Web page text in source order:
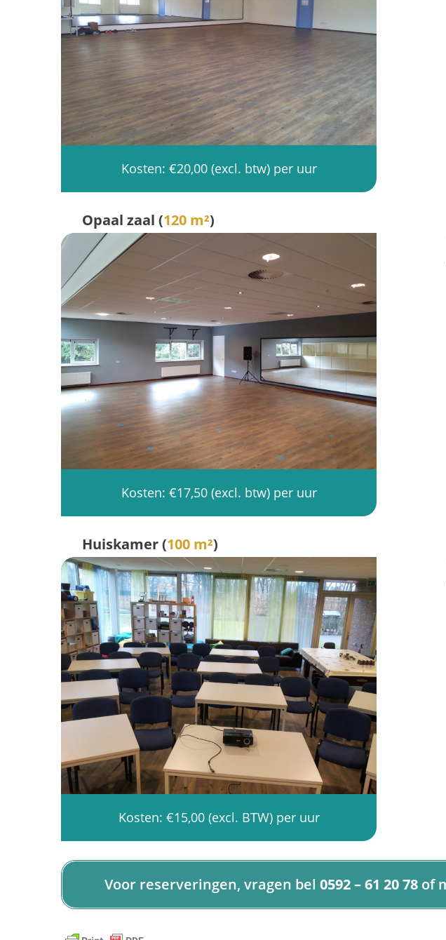
Kosten: €20,00 (excl. btw) per uur
Opaal zaal (120 m²)
Kosten: €17,50 (excl. btw) per uur
Huiskamer (100 m²)
Kosten: €15,00 (excl. BTW) per uur
Voor reserveringen, vragen bel 0592 – 61 20 78of